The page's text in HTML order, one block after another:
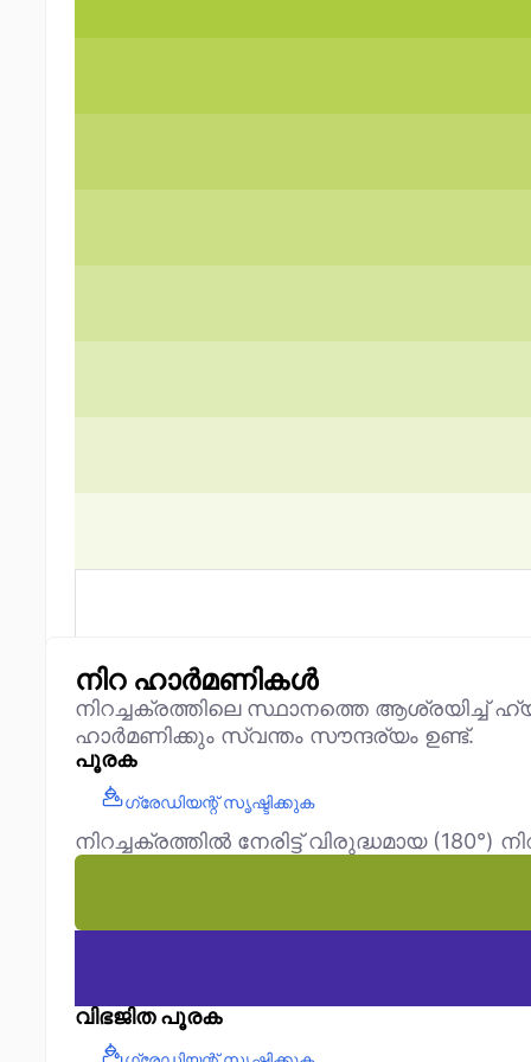
നിറ ഹാർമണികൾ
നിറച്ചക്രത്തിലെ സ്ഥാനത്തെ ആശ്രയിച്ച്
ഹാർമണിക്കും സ്വന്തം സൗന്ദര്യം ഉണ്ട്.
പൂരക
ഗ്രേഡിയന്റ് സൃഷ്ടിക്കുക
നിറച്ചക്രത്തിൽ നേരിട്ട് വിരുദ്ധമായ
വിഭജിത പൂരക